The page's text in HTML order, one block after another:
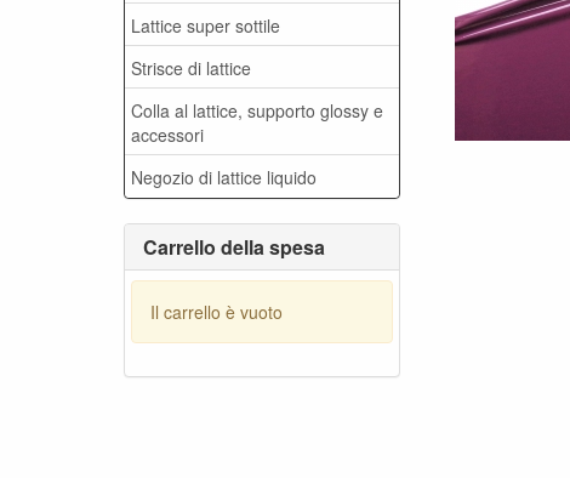
Lattice super sottile
Strisce di lattice
Colla al lattice, supporto glossy e
accessori
Negozio di lattice liquido
Carrello della spesa
Il carrello è vuoto